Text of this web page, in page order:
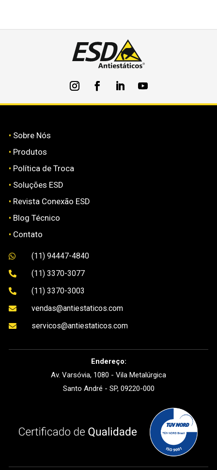
• Sobre Nós
• Produtos
• Política de Troca
• Soluções ESD
• Revista Conexão ESD
• Blog Técnico
• Contato
 (11) 94447-4840
 (11) 3370-3077
 (11) 3370-3003
 vendas@antiestaticos.com
 servicos@antiestaticos.com
Endereço:
Av. Varsóvia, 1080 - Vila Metalúrgica
Santo André - SP, 09220-000